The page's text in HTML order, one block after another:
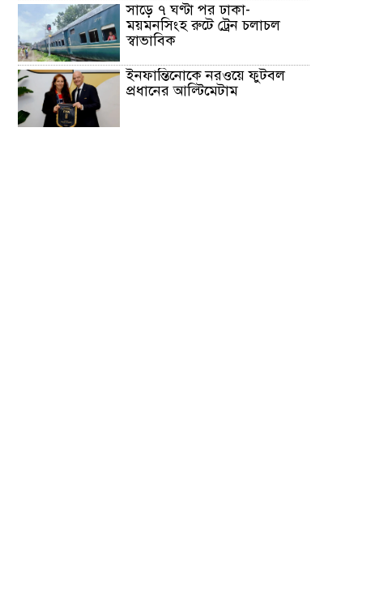
সাড়ে ৭ ঘণ্টা পর ঢাকা-
ময়মনসিংহ রুটে ট্রেন চলাচল
স্বাভাবিক
ইনফান্তিনোকে নরওয়ে ফুটবল
প্রধানের আল্টিমেটাম